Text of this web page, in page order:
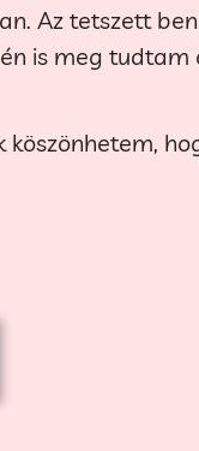
Az tetszett
is meg tudtam